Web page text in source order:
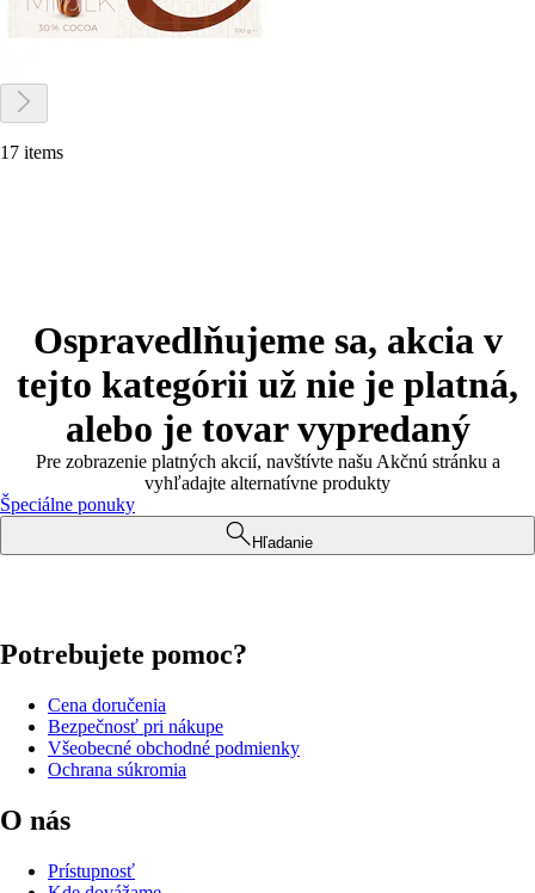
17 items
Ospravedlňujeme sa, akcia v
tejto kategórii už nie je platná,
alebo je tovar vypredaný
Pre zobrazenie platných akcií, navštívte našu Akčnú stránku a
vyhľadajte alternatívne produkty
Špeciálne ponuky
Hľadanie
Potrebujete pomoc?
Cena doručenia
Bezpečnosť pri nákupe
Všeobecné obchodné podmienky
Ochrana súkromia
O nás
Prístupnosť